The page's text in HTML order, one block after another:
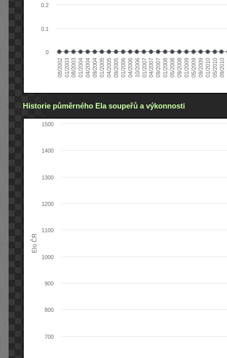
08/200201/200308/200301/200404/200409/200401/200504/200509/200501/200604/200610/200601/200704/200709/200701/200805/200809/200801/200905/200909/200901/201005/201009/2010
0
0.1
0.2
Historie půměrného Ela soupeřů a výkonnosti
Elo ČR
700
800
900
1000
1100
1200
1300
1400
1500